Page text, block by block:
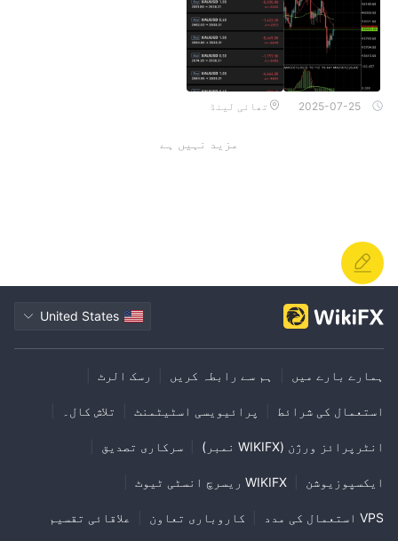
2025-07-25 تھائی لینڈ
مزید نہیں ہے
United States
ہمارے بارے میں ہم سے رابطہ کریں رسک الرٹ
استعمال کی شرائط پرائیویسی اسٹیٹمنٹ تلاش کال۔
انٹرپرائز ورژن (WIKIFX نمبر) سرکاری تصدیق
ایکسپوزیوشن WIKIFX ریسرچ انسٹی ٹیوٹ
VPS استعمال کی مدد کاروباری تعاون علاقائی تقسیم